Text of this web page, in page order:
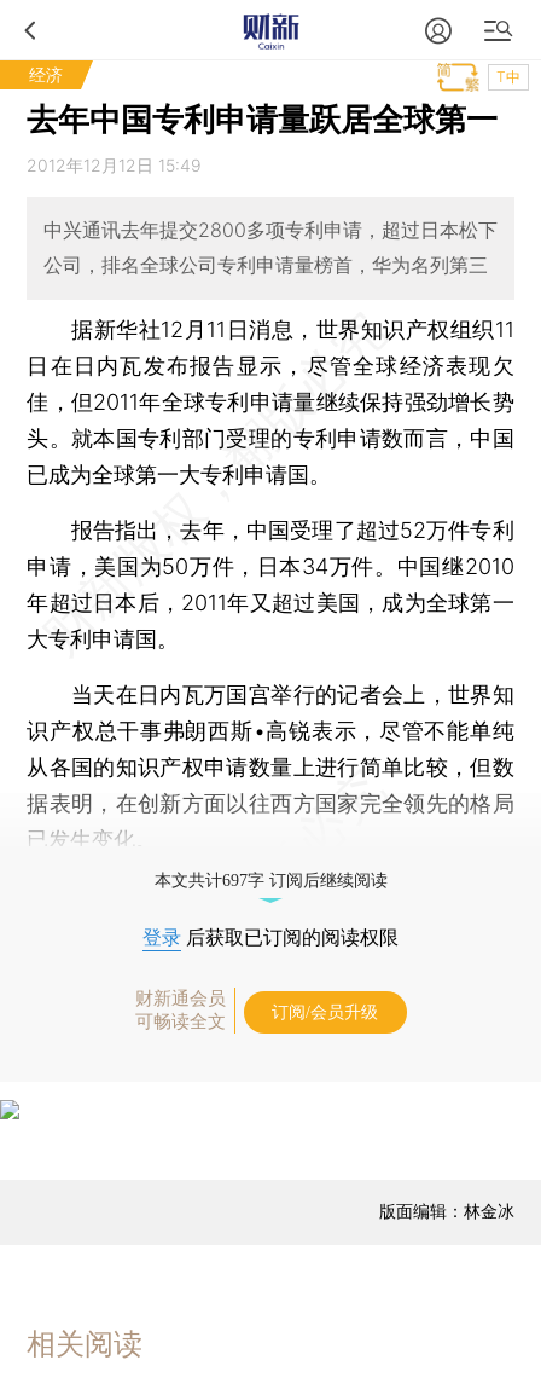
经济 T中
去年中国专利申请量跃居全球第一
2012年12月12日 15:49
中兴通讯去年提交2800多项专利申请，超过日本松下
公司，排名全球公司专利申请量榜首，华为名列第三
据新华社12月11日消息，世界知识产权组织11
日在日内瓦发布报告显示，尽管全球经济表现欠
佳，但2011年全球专利申请量继续保持强劲增长势
头。就本国专利部门受理的专利申请数而言，中国
已成为全球第一大专利申请国。
报告指出，去年，中国受理了超过52万件专利
申请，美国为50万件，日本34万件。中国继2010
年超过日本后，2011年又超过美国，成为全球第一
大专利申请国。
当天在日内瓦万国宫举行的记者会上，世界知
识产权总干事弗朗西斯•高锐表示，尽管不能单纯
从各国的知识产权申请数量上进行简单比较，但数
据表明，在创新方面以往西方国家完全领先的格局
已发生变化。
本文共计697字 订阅后继续阅读
登录 后获取已订阅的阅读权限
财新通会员
可畅读全文
订阅/会员升级
版面编辑：林金冰
相关阅读